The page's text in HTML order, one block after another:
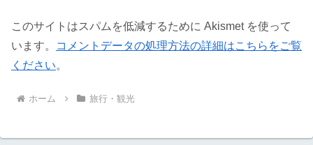
このサイトはスパムを低減するために Akismet を使って
います。
コメントデータの処理方法の詳細はこちらをご覧
ください。
ホーム 旅行・観光